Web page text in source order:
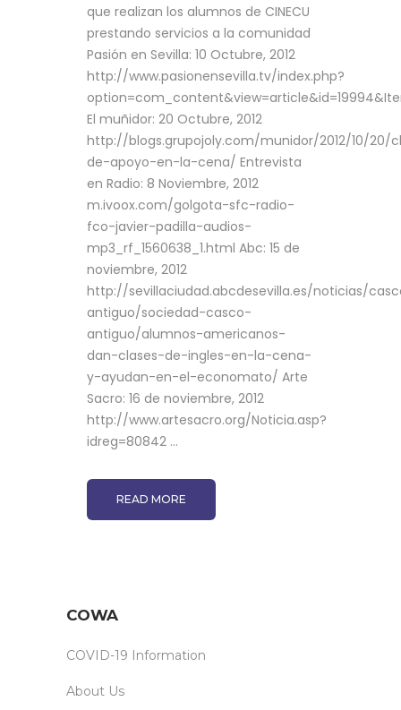
que realizan los alumnos de CINECU
prestando servicios a la comunidad
Pasión en Sevilla: 10 Octubre, 2012
http://www.pasionensevilla.tv/index.php?
El muñidor: 20 Octubre, 2012
http://blogs.grupojoly.com/munidor/2012/10/20/
de-apoyo-en-la-cena/ Entrevista
en Radio: 8 Noviembre, 2012
m.ivoox.com/golgota-sfc-radio-
fco-javier-padilla-audios-
mp3_rf_1560638_1.html Abc: 15 de
noviembre, 2012
http://sevillaciudad.abcdesevilla.es/noticias/
antiguo/sociedad-casco-
antiguo/alumnos-americanos-
dan-clases-de-ingles-en-la-cena-
y-ayudan-en-el-economato/ Arte
Sacro: 16 de noviembre, 2012
http://www.artesacro.org/Noticia.asp?
idreg=80842 ...
READ MORE
COWA
COVID-19 Information
About Us